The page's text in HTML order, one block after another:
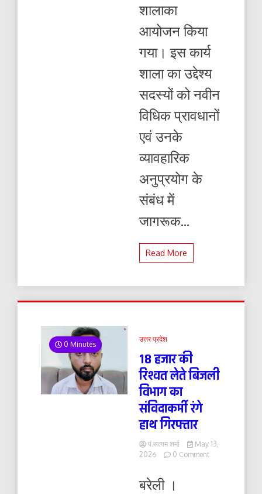
शालाका
आयोजन किया
गया। इस कार्य
शाला का उद्देश्य
सदस्यों को नवीन
विधिक प्रावधानों
एवं उनके
व्यावहारिक
अनुप्रयोग के
संबंध में
जागरूक...
Read More
0 Minutes
उत्तर प्रदेश
18 हजार की
रिश्वत लेते बिजली
विभाग का
संविदाकर्मी रंगे
हाथ गिरफ्तार
पं.सत्यम शर्मा
May 13,
2026
0 Commenton
बरेली ।